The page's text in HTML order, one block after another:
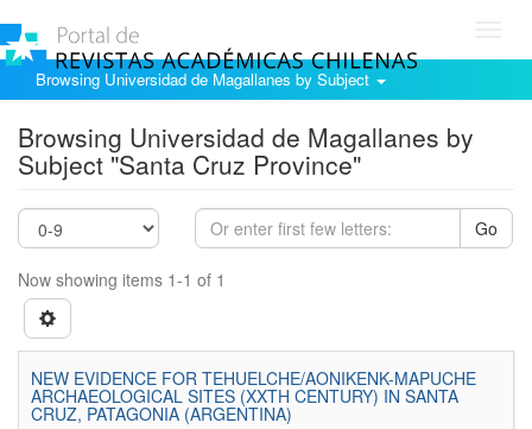
Browsing Universidad de Magallanes by Subject
Browsing Universidad de Magallanes by
Subject "Santa Cruz Province"
Go
Now showing items 1-1 of 1
NEW EVIDENCE FOR TEHUELCHE/AONIKENK-MAPUCHE
ARCHAEOLOGICAL SITES (XXTH CENTURY) IN SANTA
CRUZ, PATAGONIA (ARGENTINA)